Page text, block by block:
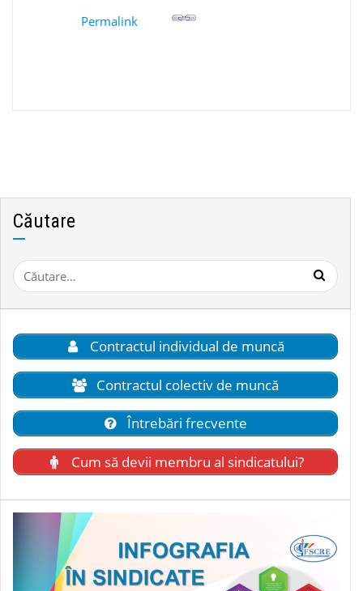
Permalink
Căutare
Caută
după:
Contractul individual de muncă
Contractul colectiv de muncă
Întrebări frecvente
Cum să devii membru al sindicatului?